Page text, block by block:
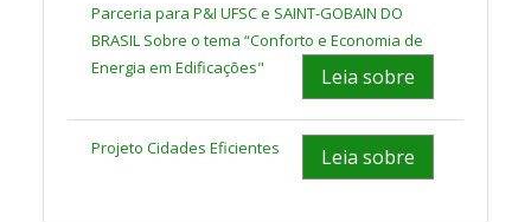
Parceria para P&I UFSC e SAINT-GOBAIN DO
BRASIL Sobre o tema “Conforto e Economia de
Energia em Edificações"
Leia sobre
Projeto Cidades Eficientes Leia sobre